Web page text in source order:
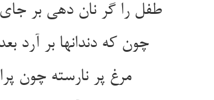
طفل را گر نان دهی بر
مرغ پر نارسته چون